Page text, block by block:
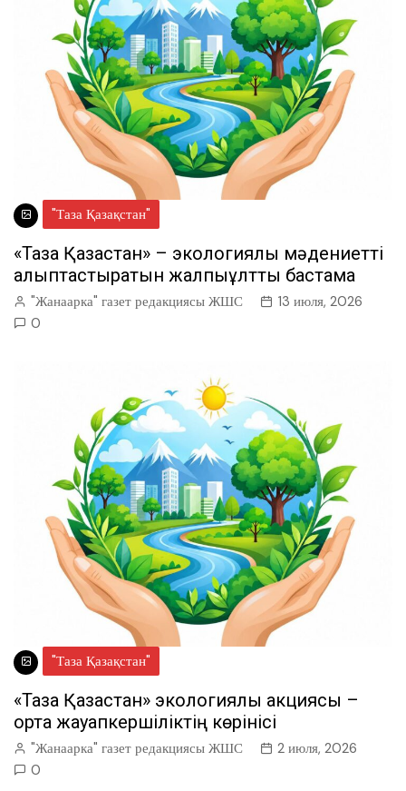
"Таза Қазақстан"
«Таза Қазақстан» – экологиялық мәдениетті
қалыптастыратын жалпыұлттық бастама
"Жанаарка" газет редакциясы ЖШС
13 июля, 2026
0
"Таза Қазақстан"
«Таза Қазақстан» экологиялық акциясы –
ортақ жауапкершіліктің көрінісі
"Жанаарка" газет редакциясы ЖШС
2 июля, 2026
0